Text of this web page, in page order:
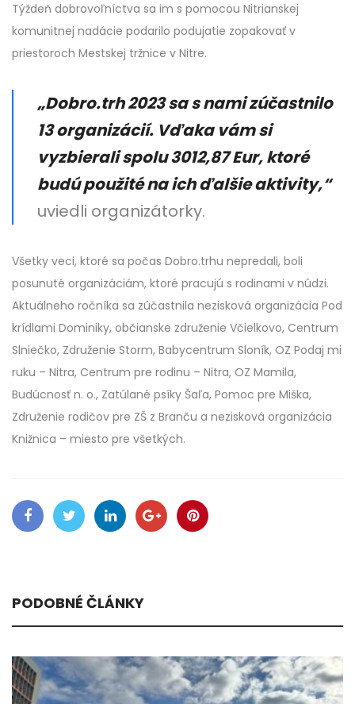
Týždeň dobrovoľníctva sa im s pomocou Nitrianskej
komunitnej nadácie podarilo podujatie zopakovať v
priestoroch Mestskej tržnice v Nitre.
„Dobro.trh 2023 sa s nami zúčastnilo
13 organizácií. Vďaka vám si
vyzbierali spolu 3012,87 Eur, ktoré
budú použité na ich ďalšie aktivity,“
uviedli organizátorky.
Všetky veci, ktoré sa počas Dobro.trhu nepredali, boli
posunuté organizáciám, ktoré pracujú s rodinami v núdzi.
Aktuálneho ročníka sa zúčastnila nezisková organizácia Pod
krídlami Dominiky, občianske združenie Včielkovo, Centrum
Slniečko, Združenie Storm, Babycentrum Sloník, OZ Podaj mi
ruku – Nitra, Centrum pre rodinu – Nitra, OZ Mamila,
Budúcnosť n. o., Zatúlané psíky Šaľa, Pomoc pre Miška,
Združenie rodičov pre ZŠ z Branču a nezisková organizácia
Knižnica – miesto pre všetkých.
PODOBNÉ ČLÁNKY